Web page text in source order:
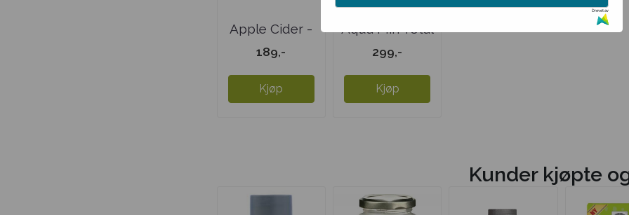
Apple Cider -
liten
189,-
Kjøp
Aqua Min Total
stor
299,-
Kjøp
Kunder kjøpte
Drevet av